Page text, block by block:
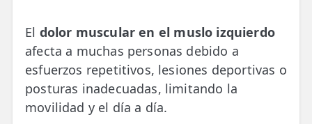
😓 Síntomas
📅 Pedir Cita
📰 Blog
El dolor muscular en el muslo izquierdo
afecta a muchas personas debido a
esfuerzos repetitivos, lesiones deportivas o
posturas inadecuadas, limitando la
movilidad y el día a día.